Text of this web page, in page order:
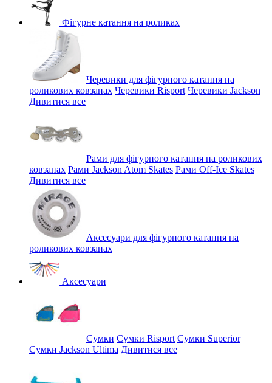
Фігурне катання на роликах
Черевики для фігурного катання на
роликових ковзанах Черевики Risport Черевики Jackson
Дивитися все
Рами для фігурного катання на роликових
ковзанах Рами Jackson Atom Skates Рами Off-Ice Skates
Дивитися все
Аксесуари для фігурного катання на
роликових ковзанах
Аксесуари
Сумки Сумки Risport Сумки Superior
Сумки Jackson Ultima Дивитися все